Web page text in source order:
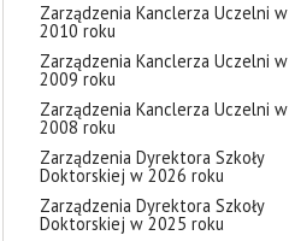
Zarządzenia Kanclerza Uczelni w
2010 roku
Zarządzenia Kanclerza Uczelni w
2009 roku
Zarządzenia Kanclerza Uczelni w
2008 roku
Zarządzenia Dyrektora Szkoły
Doktorskiej w 2026 roku
Zarządzenia Dyrektora Szkoły
Doktorskiej w 2025 roku